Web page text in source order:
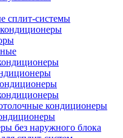
сплит-системы
кондиционеры
без наружного блока